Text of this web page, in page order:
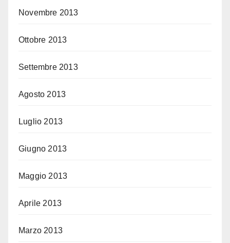
Novembre 2013
Ottobre 2013
Settembre 2013
Agosto 2013
Luglio 2013
Giugno 2013
Maggio 2013
Aprile 2013
Marzo 2013